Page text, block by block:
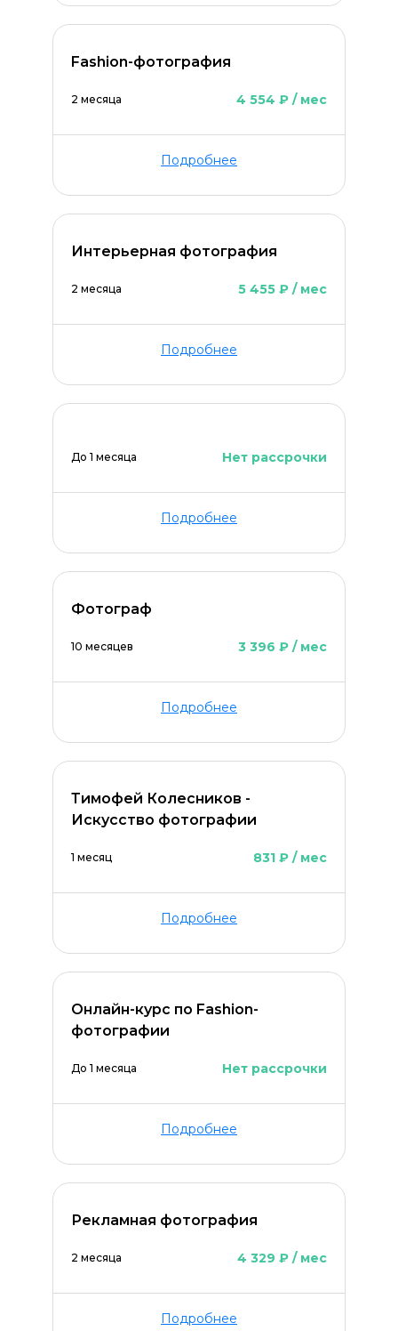
Fashion-фотография
2 месяца 4 554 ₽ / мес
Подробнее
Интерьерная фотография
2 месяца 5 455 ₽ / мес
Подробнее
До 1 месяца Нет рассрочки
Подробнее
Фотограф
10 месяцев 3 396 ₽ / мес
Подробнее
Тимофей Колесников -
Искусство фотографии
1 месяц 831 ₽ / мес
Подробнее
Онлайн-курс по Fashion-
фотографии
До 1 месяца Нет рассрочки
Подробнее
Рекламная фотография
2 месяца 4 329 ₽ / мес
Подробнее
Оставить комментарий